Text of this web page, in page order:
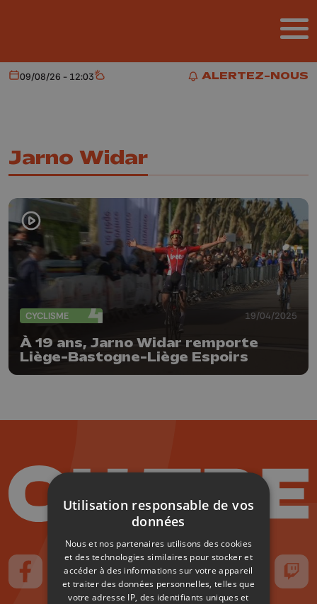
ALERTEZ-NOUS
ALERTEZ-NOUS
Aujourd'hui
09/08/26 - 12:03 Météo
Jarno Widar
CYCLISME 19/04/2025
À 19 ans, Jarno Widar remporte
Liège-Bastogne-Liège Espoirs
Suivez-nous sur FaceBook
Suivez-nous sur Instagram
Suivez-nous sur TikTokSuivez-nous sur YouTube
Suivez-nous
Utilisation responsable de vos
données
Nous et nos partenaires utilisons des cookies
et des technologies similaires pour stocker et
accéder à des informations sur votre appareil
et traiter des données personnelles, telles que
votre adresse IP, des identifiants uniques et